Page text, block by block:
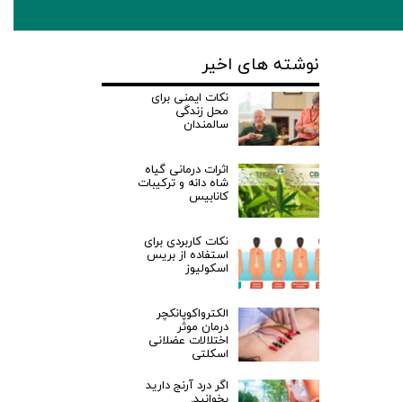
نوشته های اخیر
نکات ایمنی برای
محل زندگی
سالمندان
اثرات درمانی گیاه
شاه دانه و ترکیبات
کانابیس
نکات کاربردی برای
استفاده از بریس
اسکولیوز
الکترواکوپانکچر
درمان موثر
اختلالات عضلانی
اسکلتی
اگر درد آرنج دارید